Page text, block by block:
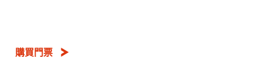
購買門票